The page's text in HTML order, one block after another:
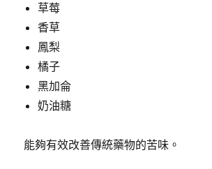
草莓
香草
鳳梨
橘子
黑加侖
奶油糖
能夠有效改善傳統藥物的苦味。